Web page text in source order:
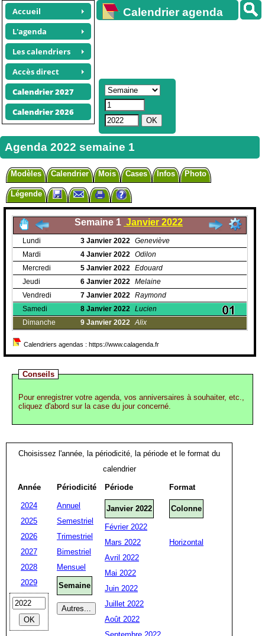
Accueil
L'agenda
Les calendriers
Accès direct
Calendrier 2027
Calendrier 2026
Calendrier agenda
Agenda 2022 semaine 1
Modèles Calendrier Mois Cases Infos Photo
Légende
Semaine 1 Janvier 2022
Lundi 3 Janvier 2022 Geneviève
Mardi
4 Janvier 2022 Odilon
Mercredi
5 Janvier 2022 Edouard
Jeudi
6 Janvier 2022 Melaine
Vendredi
7 Janvier 2022 Raymond
Samedi
8 Janvier 2022 Lucien
Dimanche
9 Janvier 2022 Alix
Calendriers agendas : https://www.calagenda.fr
Conseils
Pour enregistrer votre agenda, vos anniversaires à souhaiter, etc.,
cliquez d'abord sur la case du jour concerné.
Choisissez l'année, la périodicité, la période et le format du
calendrier
Année
2024
2025
2026
2027
2028
2029
Périodicité
Annuel
Semestriel
Trimestriel
Bimestriel
Mensuel
Semaine
Période
Janvier 2022
Février 2022
Mars 2022
Avril 2022
Mai 2022
Juin 2022
Juillet 2022
Août 2022
Format
Colonne
Horizontal